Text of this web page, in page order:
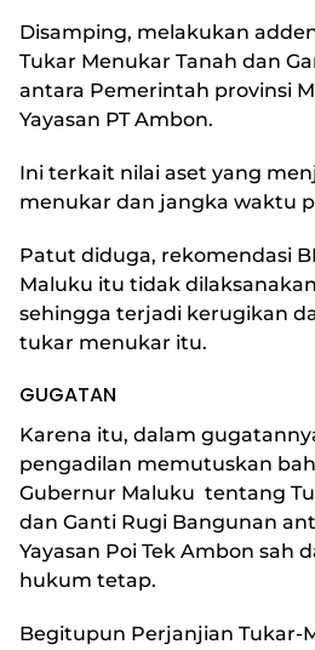
Disamping, melakukan
Tukar Menukar Tanah dan
antara Pemerintah provinsi
Yayasan PT Ambon.
Ini terkait nilai aset yang
menukar dan jangka waktu
Patut diduga, rekomendasi
Maluku itu tidak
sehingga terjadi kerugikan
tukar menukar itu.
GUGATAN
Karena itu, dalam
pengadilan memutuskan
Gubernur Maluku tentang
dan Ganti Rugi Bangunan
Yayasan Poi Tek Ambon sah
hukum tetap.
Begitupun Perjanjian Tukar-